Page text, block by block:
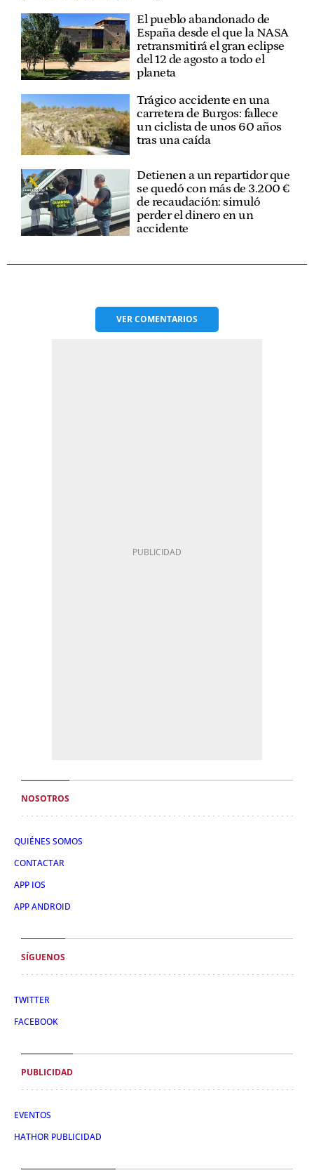
El pueblo abandonado de
España desde el que la NASA
retransmitirá el gran eclipse
del 12 de agosto a todo el
planeta
Trágico accidente en una
carretera de Burgos: fallece
un ciclista de unos 60 años
tras una caída
Detienen a un repartidor que
se quedó con más de 3.200 €
de recaudación: simuló
perder el dinero en un
accidente
VERCOMENTARIOS
NOSOTROS
QUIÉNES SOMOS
CONTACTAR
APP IOS
APP ANDROID
SÍGUENOS
TWITTER
FACEBOOK
PUBLICIDAD
EVENTOS
HATHOR PUBLICIDAD